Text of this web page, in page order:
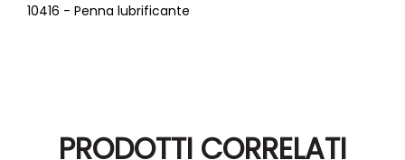
10416 - Penna lubrificante
PRODOTTI CORRELATI